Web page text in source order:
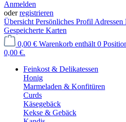
Anmelden
oderregistrieren
Übersicht Persönliches Profil Adressen
Gespeicherte Karten
0,00 € Warenkorb enthält 0
0,00 €.
Feinkost & Delikatessen
Honig
Marmeladen & Konfitüren
Curds
Käsegebäck
Kekse & Gebäck